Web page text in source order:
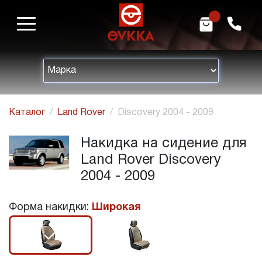
h m
Каталог Land Rover Discovery 2004 - 2009
Накидка на сидение для
Land Rover Discovery
2004 - 2009
Форма накидки: Широкая
r